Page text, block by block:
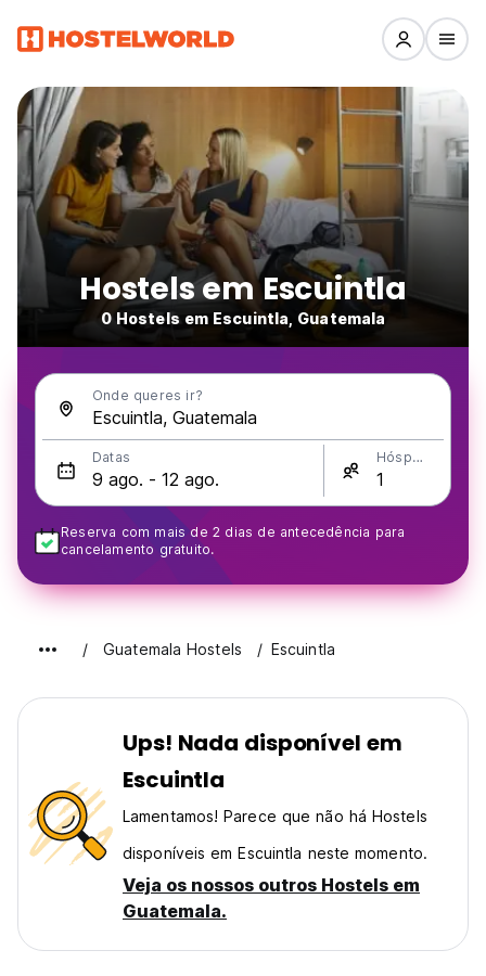
Hostels em Escuintla
0 Hostels em Escuintla, Guatemala
Onde queres ir?
Datas Hóspedes
Reserva com mais de 2 dias de antecedência para
cancelamento gratuito.
Guatemala Hostels Escuintla
Ups! Nada disponível em
Escuintla
Lamentamos! Parece que não há Hostels
disponíveis em Escuintla neste momento.
Veja os nossos outros Hostels em
Guatemala.